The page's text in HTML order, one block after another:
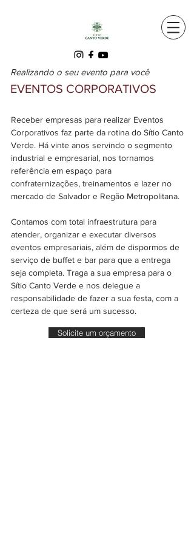
Realizando o seu evento para você
EVENTOS CORPORATIVOS
Receber empresas para realizar Eventos
Corporativos faz parte da rotina do Sítio Canto
Verde. Há vinte anos servindo o segmento
industrial e empresarial, nos tornamos
referência em espaço para
confraternizações, treinamentos e lazer no
mercado de Salvador e Regão Metropolitana.
Contamos com total infraestrutura para
atender, organizar e executar diversos
eventos empresariais, além de dispormos de
serviço de buffet e bar para que a entrega
seja completa. Traga a sua empresa para o
Sítio Canto Verde e nos delegue a
responsabilidade de fazer a sua festa, com a
certeza de que será um sucesso.
Solicite um orçamento